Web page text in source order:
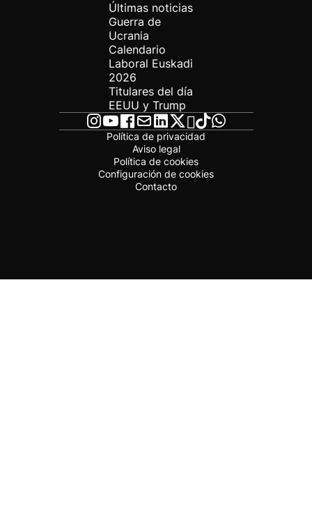
Últimas noticias
Guerra de
Ucrania
Calendario
Laboral Euskadi
2026
Titulares del día
EEUU y Trump
Política de privacidad
Aviso legal
Política de cookies
Configuración de cookies
Contacto